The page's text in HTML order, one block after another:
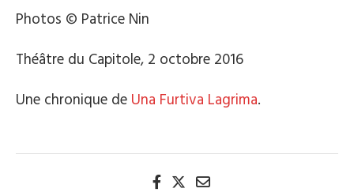
Photos © Patrice Nin
Théâtre du Capitole, 2 octobre 2016
Une chronique de Una Furtiva Lagrima.